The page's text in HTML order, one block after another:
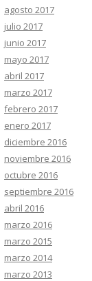
agosto 2017
julio 2017
junio 2017
mayo 2017
abril 2017
marzo 2017
febrero 2017
enero 2017
diciembre 2016
noviembre 2016
octubre 2016
septiembre 2016
abril 2016
marzo 2016
marzo 2015
marzo 2014
marzo 2013